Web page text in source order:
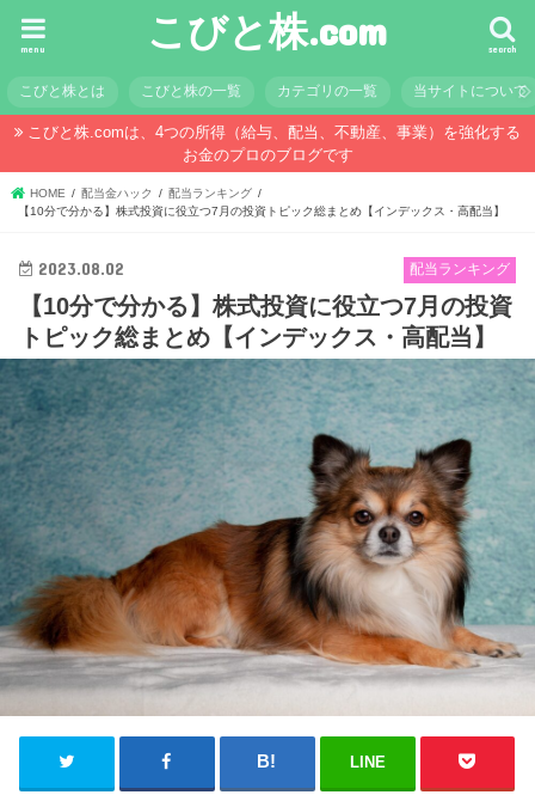
こびと株.com search
menu
こびと株とは こびと株の一覧 カテゴリの一覧 当サイトについて
こびと株.comは、4つの所得（給与、配当、不動産、事業）を強化する
お金のプロのブログです
HOME 配当金ハック
配当ランキング
【10分で分かる】株式投資に役立つ7月の投資トピック総まとめ【インデックス・高配当】
配当ランキング
2023.08.02
【10分で分かる】株式投資に役立つ7月の投資
トピック総まとめ【インデックス・高配当】
LINE